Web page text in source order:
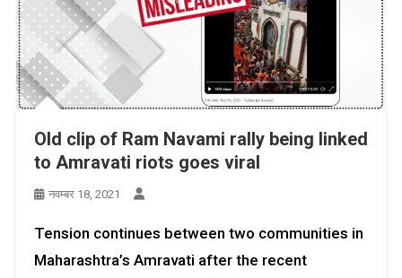
Old clip of Ram Navami rally being linked
to Amravati riots goes viral
नवम्बर 18, 2021
Tension continues between two communities in
Maharashtra’s Amravati after the recent